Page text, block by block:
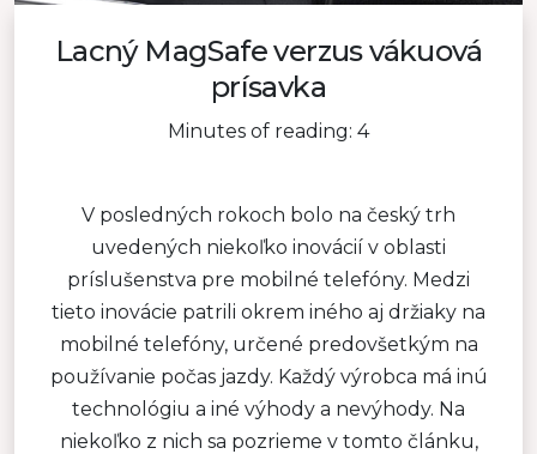
Lacný MagSafe verzus vákuová
prísavka
Minutes of reading: 4
V posledných rokoch bolo na český trh
uvedených niekoľko inovácií v oblasti
príslušenstva pre mobilné telefóny. Medzi
tieto inovácie patrili okrem iného aj držiaky na
mobilné telefóny, určené predovšetkým na
používanie počas jazdy. Každý výrobca má inú
technológiu a iné výhody a nevýhody. Na
niekoľko z nich sa pozrieme v tomto článku,